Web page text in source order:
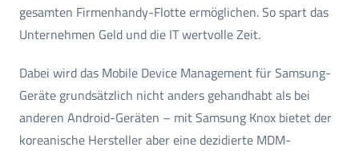
gesamten Firmenhandy-Flotte ermöglichen. So spart das
Unternehmen Geld und die IT wertvolle Zeit.
Dabei wird das Mobile Device Management für Samsung-
Geräte grundsätzlich nicht anders gehandhabt als bei
anderen Android-Geräten – mit Samsung Knox bietet der
koreanische Hersteller aber eine dezidierte MDM-